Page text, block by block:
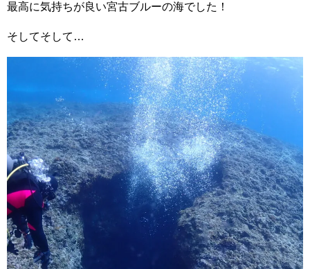
最高に気持ちが良い宮古ブルーの海でした！
そしてそして…